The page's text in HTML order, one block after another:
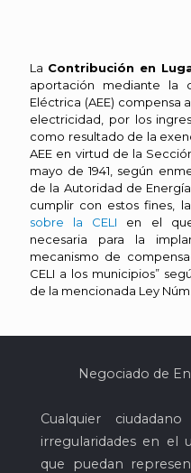
La Contribución en
aportación mediante la
Eléctrica (AEE) compensa
electricidad, por los
como resultado de la
AEE en virtud de la
mayo de 1941, según
de la Autoridad de
cumplir con estos fines,
sobre la CELI en el
necesaria para la
mecanismo de
CELI a los municipios”
de la mencionada Ley
Negociado de
Cualquier
irregularidades en el
que puedan